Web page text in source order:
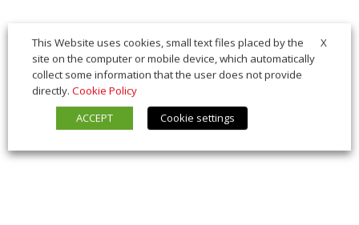
X
This Website uses cookies, small text files placed by the
site on the computer or mobile device, which automatically
collect some information that the user does not provide
directly. Cookie Policy
ACCEPT
Cookie settings